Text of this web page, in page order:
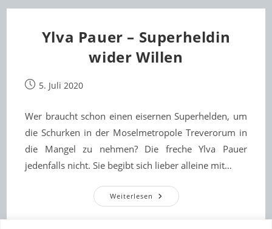
Ylva Pauer – Superheldin
wider Willen
Beitrag5. Juli 2020
Wer braucht schon einen eisernen Superhelden, um
die Schurken in der Moselmetropole Treverorum in
die Mangel zu nehmen? Die freche Ylva Pauer
jedenfalls nicht. Sie begibt sich lieber alleine mit…
Weiterlesen Ylva
Pauer